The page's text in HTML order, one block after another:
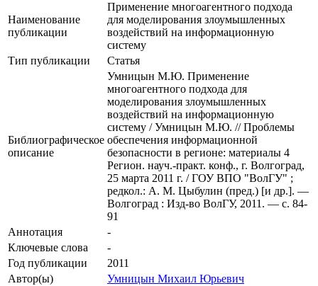
Наименование
публикации
Применение многоагентного подхода
для моделирования злоумышленных
воздействий на информационную
систему
Тип публикации
Статья
Библиографическое
описание
Умницын М.Ю. Применение
многоагентного подхода для
моделирования злоумышленных
воздействий на информационную
систему / Умницын М.Ю. // Проблемы
обеспечения информационной
безопасности в регионе: материалы 4
Регион. науч.-практ. конф., г. Волгоград,
25 марта 2011 г. / ГОУ ВПО "ВолГУ" ;
редкол.: А. М. Цыбулин (пред.) [и др.]. —
Волгоград : Изд-во ВолГУ, 2011. — c. 84-
91
Аннотация
-
Ключевые cлова
-
Год публикации
2011
Автор(ы)
Умницын Михаил Юрьевич